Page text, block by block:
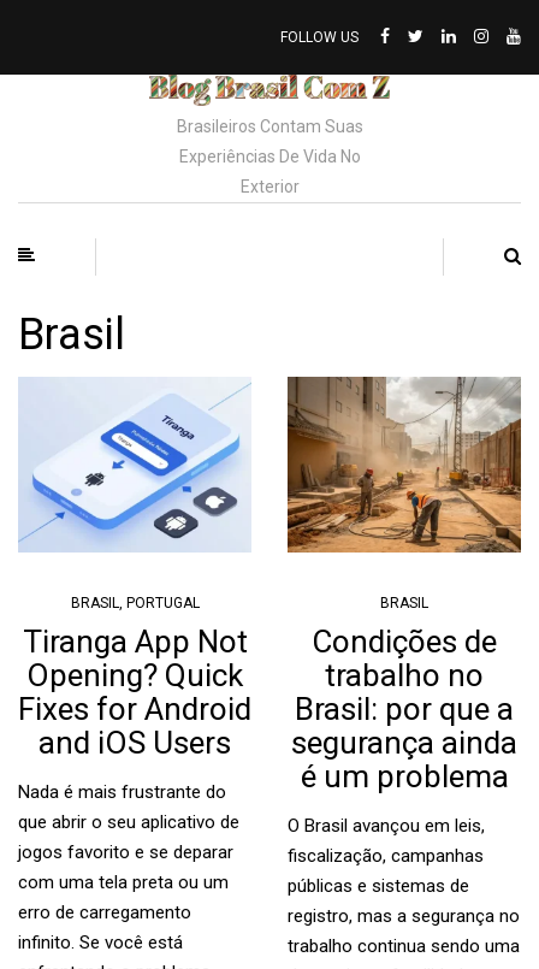
FOLLOW US
Brasileiros Contam Suas
Experiências De Vida No
Exterior
Brasil
BRASIL PORTUGAL
Tiranga App Not
Opening? Quick
Fixes for Android
and iOS Users
Nada é mais frustrante do
que abrir o seu aplicativo de
jogos favorito e se deparar
com uma tela preta ou um
erro de carregamento
infinito. Se você está
BRASIL
Condições de
trabalho no
Brasil: por que a
segurança ainda
é um problema
O Brasil avançou em leis,
fiscalização, campanhas
públicas e sistemas de
registro, mas a segurança no
trabalho continua sendo uma